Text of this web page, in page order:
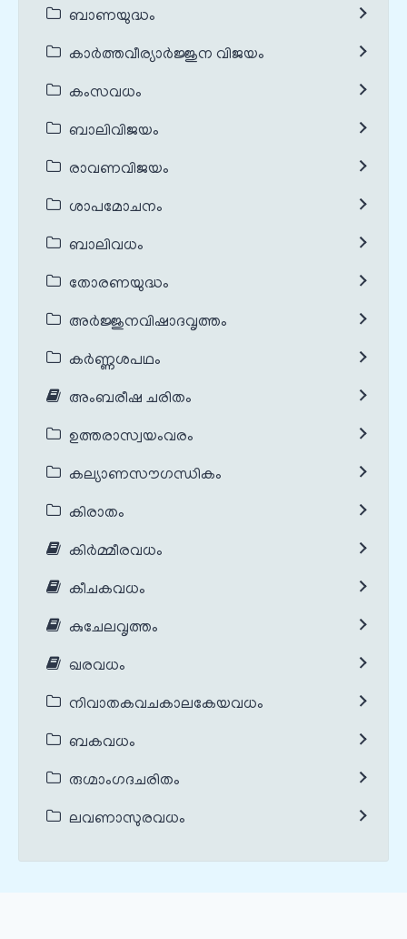
ബാണയുദ്ധം
കാർത്തവീര്യാർജ്ജുന വിജയം
കംസവധം
ബാലിവിജയം
രാവണവിജയം
ശാപമോചനം
ബാലിവധം
തോരണയുദ്ധം
അർജ്ജുനവിഷാദവൃത്തം
കർണ്ണശപഥം
അംബരീഷ ചരിതം
ഉത്തരാസ്വയംവരം
കല്യാണസൗഗന്ധികം
കിരാതം
കിർമ്മീരവധം
കീചകവധം
കുചേലവൃത്തം
ഖരവധം
നിവാതകവചകാലകേയവധം
ബകവധം
രുഗ്മാംഗദചരിതം
ലവണാസുരവധം